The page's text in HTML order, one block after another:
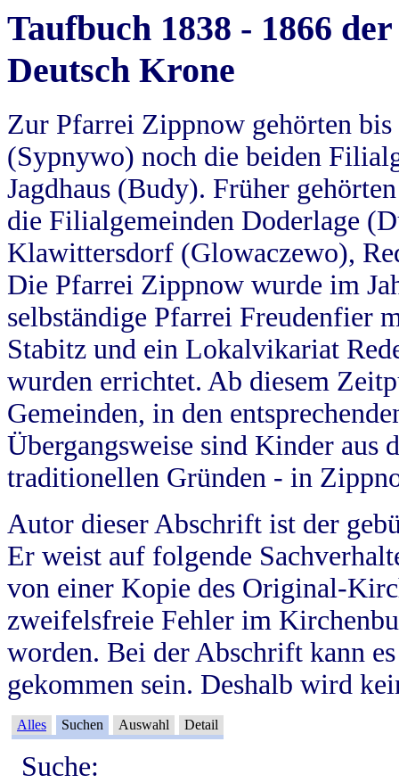
Taufbuch 1838 - 1866
Deutsch Krone
Zur Pfarrei Zippnow gehörten
(Sypnywo) noch die beiden
Jagdhaus (Budy). Früher
die Filialgemeinden Doderlage
Klawittersdorf (Glowaczewo),
Die Pfarrei Zippnow wurde im
selbständige Pfarrei Freudenfier
Stabitz und ein Lokalvikariat
wurden errichtet. Ab diesem
Gemeinden, in den
Übergangsweise sind Kinder aus
traditionellen Gründen - in
Autor dieser Abschrift ist der
Er weist auf folgende
von einer Kopie des Original-
zweifelsfreie Fehler im
worden. Bei der Abschrift kann
gekommen sein. Deshalb wird
Alles Suchen Auswahl Detail
Suche: